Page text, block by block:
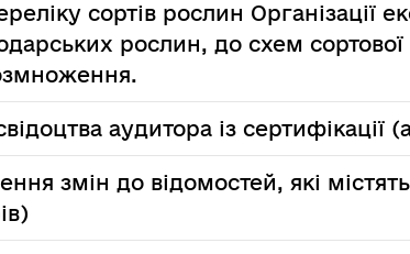
сортів рослин Організації
рослин, до схем
аудитора із сертифікації
змін до відомостей, які